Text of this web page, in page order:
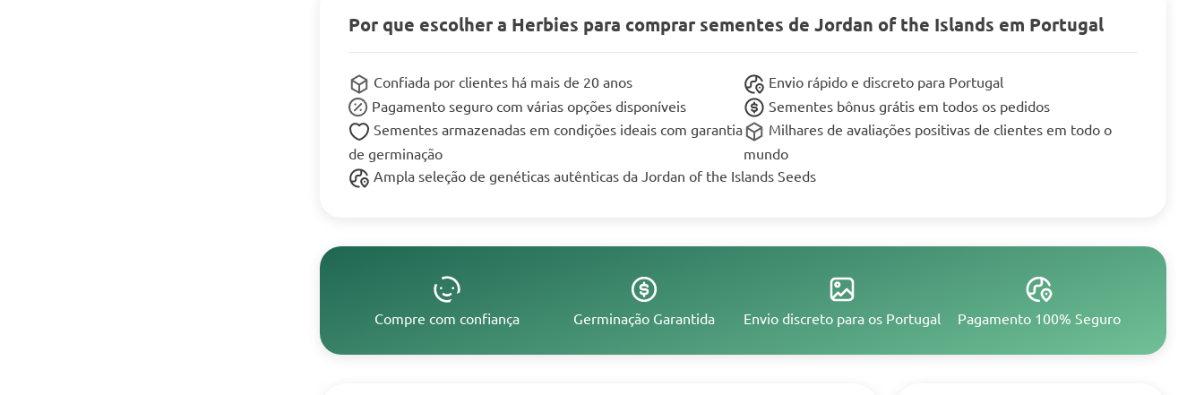
Por que escolher a Herbies para comprar sementes de Jordan of the Islands em Portugal
Confiada por clientes há mais de 20 anos
Envio rápido e discreto para Portugal
Pagamento seguro com várias opções disponíveis
Sementes bônus grátis em todos os pedidos
Sementes armazenadas em condições ideais com garantia
de germinação
Milhares de avaliações positivas de clientes em todo o
mundo
Ampla seleção de genéticas autênticas da Jordan of the Islands Seeds
Compre com confiança Germinação Garantida Envio discreto para os Portugal Pagamento 100% Seguro